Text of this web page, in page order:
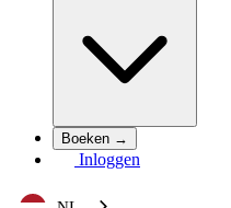
Boeken →
Inloggen